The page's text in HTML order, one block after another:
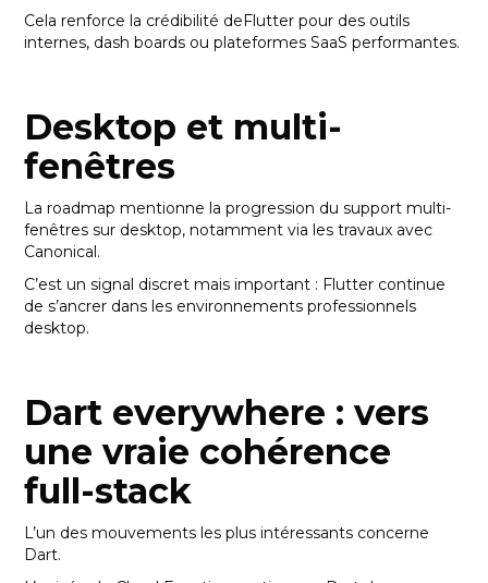
Cela renforce la crédibilité deFlutter pour des outils
internes, dash boards ou plateformes SaaS performantes.
Desktop et multi-
fenêtres
La roadmap mentionne la progression du support multi-
fenêtres sur desktop, notamment via les travaux avec
Canonical.
C’est un signal discret mais important : Flutter continue
de s’ancrer dans les environnements professionnels
desktop.
Dart everywhere : vers
une vraie cohérence
full-stack
L’un des mouvements les plus intéressants concerne
Dart.